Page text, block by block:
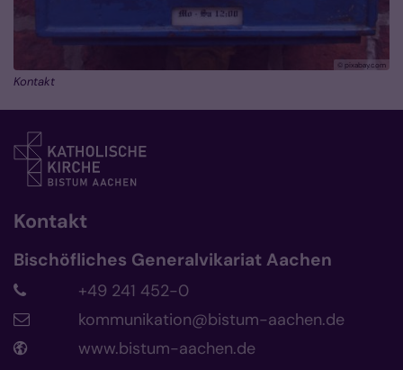
© pixabay.com
Kontakt
Kontakt
Bischöfliches Generalvikariat Aachen
+49 241 452-0
kommunikation@bistum-aachen.de
www.bistum-aachen.de